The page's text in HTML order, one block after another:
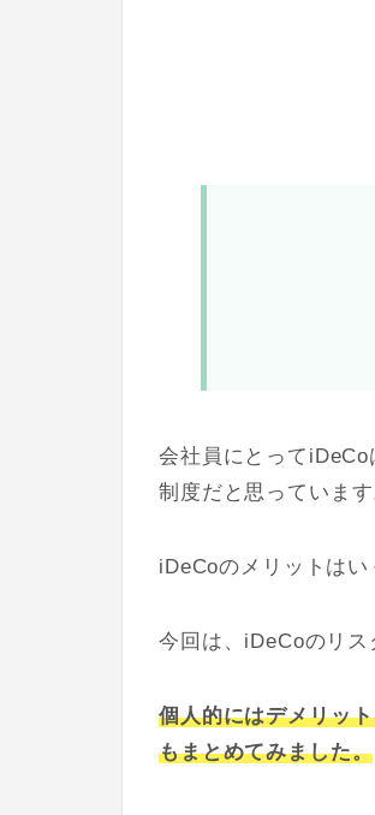
会社員にとって
制度だと思っています
iDeCoのメリットはい
今回は、iDeCoのリス
個人的にはデメリッ
もまとめてみました。